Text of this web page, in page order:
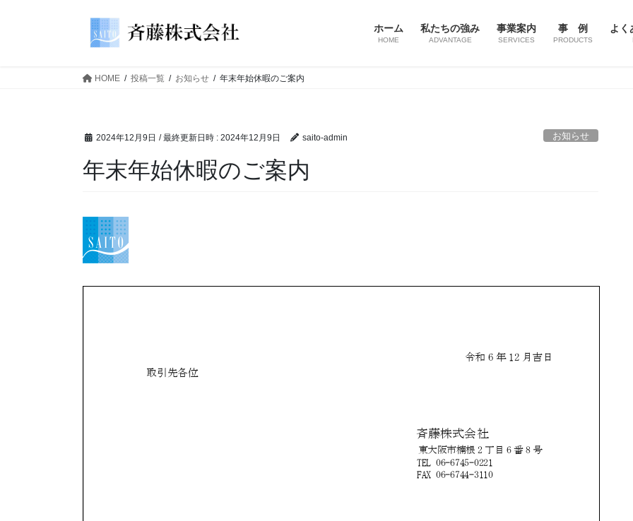
ホーム
HOME
私たちの強み
ADVANTAGE
事業案内
SERVICES
事 例
PRODUCTS
よく
HOME 投稿一覧 お知らせ 年末年始休暇のご案内
2024年12月9日 / 最終更新日時 : 2024年12月9日 saito-admin お知らせ
年末年始休暇のご案内